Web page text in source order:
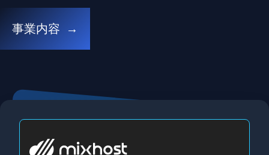
事業内容